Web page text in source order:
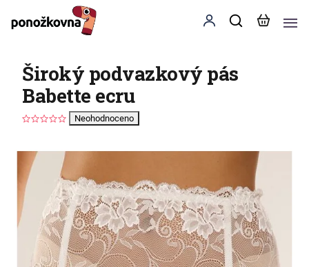
Široký podvazkový pás
Babette ecru
Neohodnoceno